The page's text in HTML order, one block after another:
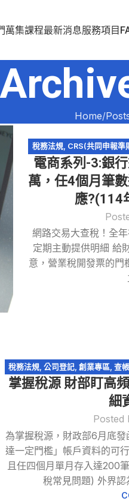
萬集課程最新消息服務項目
Home
稅務法規, CRS(共同申報準
網路交易課稅,
電商系列-3:銀
萬，任4個月筆
應?(114
網路交易大查稅！全
定期主動提供明細 給
意，營業稅開發票的門
稅務法規, 公司登記, 創業專區 查帳
網路拍賣,網
掌握稅源 財部盯高
細
Posted
為掌握稅源，財政部6月底
達一定門檻」帳戶資料的可
且任四個月單月存入達200
稅常見問題) 外界